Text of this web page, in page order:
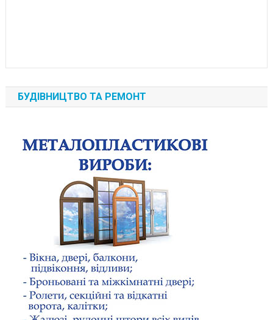
БУДІВНИЦТВО ТА РЕМОНТ